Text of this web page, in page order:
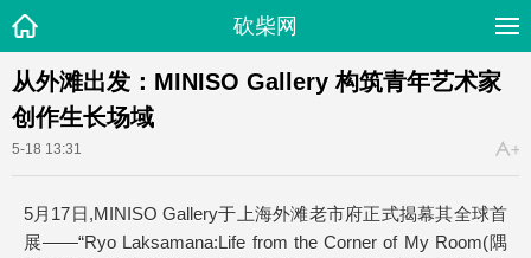
砍柴网
从外滩出发：MINISO Gallery 构筑青年艺术家
创作生长场域
5-18 13:31
5月17日,MINISO Gallery于上海外滩老市府正式揭幕其全球首
展——“Ryo Laksamana:Life from the Corner of My Room(隅